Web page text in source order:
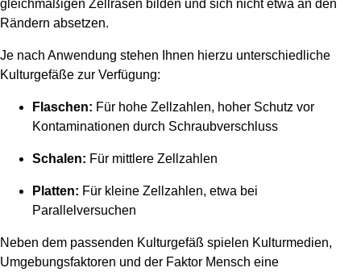
gleichmäßigen Zellrasen bilden und sich nicht etwa an den
Rändern absetzen.
Je nach Anwendung stehen Ihnen hierzu unterschiedliche
Kulturgefäße zur Verfügung:
Flaschen: Für hohe Zellzahlen, hoher Schutz vor
Kontaminationen durch Schraubverschluss
Schalen: Für mittlere Zellzahlen
Platten: Für kleine Zellzahlen, etwa bei
Parallelversuchen
Neben dem passenden Kulturgefäß spielen Kulturmedien,
Umgebungsfaktoren und der Faktor Mensch eine